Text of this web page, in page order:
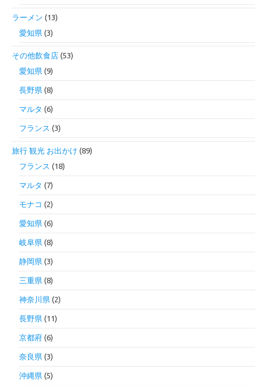
ラーメン (13)
愛知県 (3)
その他飲食店 (53)
愛知県 (9)
長野県 (8)
マルタ (6)
フランス (3)
旅行 観光 お出かけ (89)
フランス (18)
マルタ (7)
モナコ (2)
愛知県 (6)
岐阜県 (8)
静岡県 (3)
三重県 (8)
神奈川県 (2)
長野県 (11)
京都府 (6)
奈良県 (3)
沖縄県 (5)